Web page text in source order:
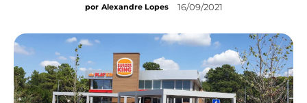
por Alexandre Lopes 16/09/2021